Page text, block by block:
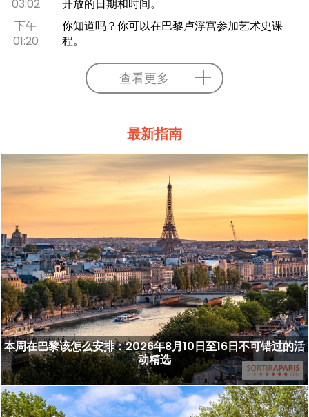
03:02
开放的日期和时间。
下午
01:20
你知道吗？你可以在巴黎卢浮宫参加艺术史课
程。
查看更多
最新指南
本周在巴黎该怎么安排：2026年8月10日至16日不可错过的活
动精选